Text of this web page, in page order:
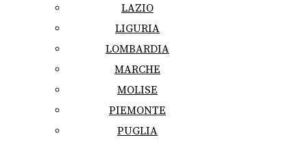
LAZIO
LIGURIA
LOMBARDIA
MARCHE
MOLISE
PIEMONTE
PUGLIA